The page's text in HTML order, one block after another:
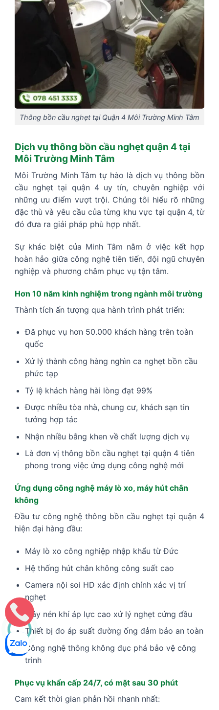
Thông bồn cầu nghẹt tại Quận 4 Môi Trường Minh Tâm
Dịch vụ thông bồn cầu nghẹt quận 4 tại
Môi Trường Minh Tâm
Môi Trường Minh Tâm tự hào là dịch vụ thông bồn
cầu nghẹt tại quận 4 uy tín, chuyên nghiệp với
những ưu điểm vượt trội. Chúng tôi hiểu rõ những
đặc thù và yêu cầu của từng khu vực tại quận 4, từ
đó đưa ra giải pháp phù hợp nhất.
Sự khác biệt của Minh Tâm nằm ở việc kết hợp
hoàn hảo giữa công nghệ tiên tiến, đội ngũ chuyên
nghiệp và phương châm phục vụ tận tâm.
Hơn 10 năm kinh nghiệm trong ngành môi trường
Thành tích ấn tượng qua hành trình phát triển:
Đã phục vụ hơn 50.000 khách hàng trên toàn
quốc
Xử lý thành công hàng nghìn ca nghẹt bồn cầu
phức tạp
Tỷ lệ khách hàng hài lòng đạt 99%
Được nhiều tòa nhà, chung cư, khách sạn tin
tưởng hợp tác
Nhận nhiều bằng khen về chất lượng dịch vụ
Là đơn vị thông bồn cầu nghẹt tại quận 4 tiên
phong trong việc ứng dụng công nghệ mới
Ứng dụng công nghệ máy lò xo, máy hút chân
không
Đầu tư công nghệ thông bồn cầu nghẹt tại quận 4
hiện đại hàng đầu:
Máy lò xo công nghiệp nhập khẩu từ Đức
Hệ thống hút chân không công suất cao
Camera nội soi HD xác định chính xác vị trí
nghẹt
Máy nén khí áp lực cao xử lý nghẹt cứng đầu
Thiết bị đo áp suất đường ống đảm bảo an toàn
Công nghệ thông không đục phá bảo vệ công
trình
Phục vụ khẩn cấp 24/7, có mặt sau 30 phút
Cam kết thời gian phản hồi nhanh nhất: